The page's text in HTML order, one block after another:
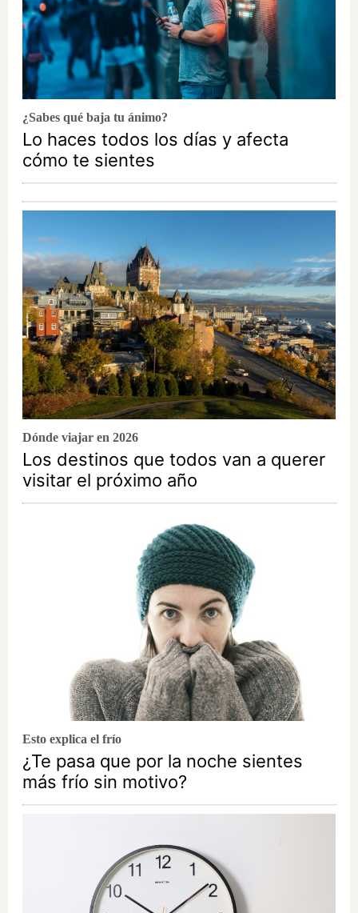
¿Sabes qué baja tu ánimo?
Lo haces todos los días y afecta
cómo te sientes
Dónde viajar en 2026
Los destinos que todos van a querer
visitar el próximo año
Esto explica el frío
¿Te pasa que por la noche sientes
más frío sin motivo?